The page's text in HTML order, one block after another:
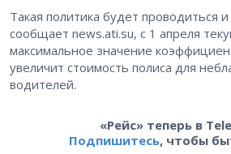
Такая политика будет проводиться
сообщает news.ati.su, с 1 апреля
максимальное значение
увеличит стоимость полиса для
водителей.
«Рейс» теперь в
Подпишитесь, чтобы